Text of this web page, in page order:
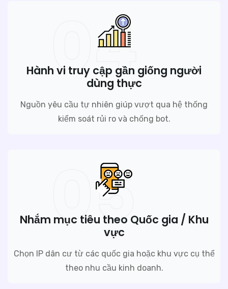
04
Hành vi truy cập gần giống người
dùng thực
Nguồn yêu cầu tự nhiên giúp vượt qua hệ thống
kiểm soát rủi ro và chống bot.
05
Nhắm mục tiêu theo Quốc gia / Khu
vực
Chọn IP dân cư từ các quốc gia hoặc khu vực cụ thể
theo nhu cầu kinh doanh.